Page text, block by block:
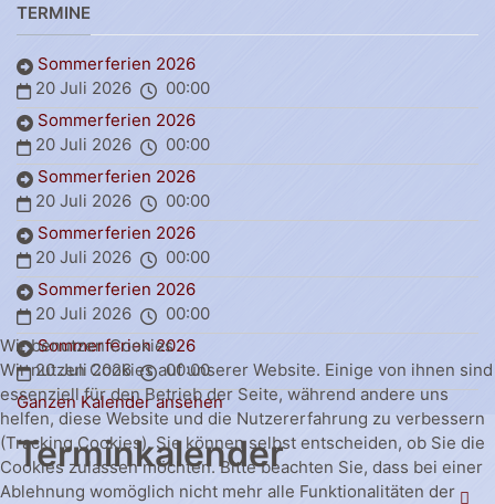
TERMINE
Sommerferien 2026
20 Juli 2026
00:00
Sommerferien 2026
20 Juli 2026
00:00
Sommerferien 2026
20 Juli 2026
00:00
Sommerferien 2026
20 Juli 2026
00:00
Sommerferien 2026
20 Juli 2026
00:00
Sommerferien 2026
20 Juli 2026
00:00
Ganzen Kalender ansehen
Terminkalender
Wir benutzen Cookies
Wir nutzen Cookies auf unserer Website. Einige von ihnen sind
essenziell für den Betrieb der Seite, während andere uns
helfen, diese Website und die Nutzererfahrung zu verbessern
(Tracking Cookies). Sie können selbst entscheiden, ob Sie die
Cookies zulassen möchten. Bitte beachten Sie, dass bei einer
Ablehnung womöglich nicht mehr alle Funktionalitäten der